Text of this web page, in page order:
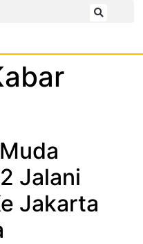
Jalani
Jakarta